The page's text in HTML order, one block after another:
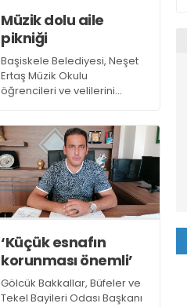
Müzik dolu aile
pikniği
Başiskele Belediyesi, Neşet
Ertaş Müzik Okulu
öğrencileri ve velilerini
bir araya getirdi
‘Küçük esnafın
korunması önemli’
Gölcük Bakkallar, Büfeler ve
Tekel Bayileri Odası Başkanı